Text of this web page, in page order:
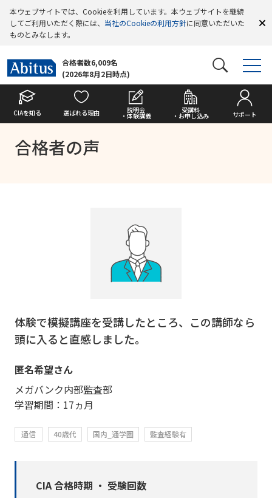
本ウェブサイトでは、Cookieを利用しています。本ウェブサイトを継続
してご利用いただく際には、 当社のCookieの利用方針に同意いただいた
ものとみなします。
合格者数6,009名
(2026年8月2日時点)
CIAを知る 選ばれる理由 説明会
・体験講義
受講料
・お申し込み サポート
合格者の声
体験で模擬講座を受講したところ、この講師なら
頭に入ると直感しました。
匿名希望さん
メガバンク内部監査部
学習期間：17ヵ月
通信 40歳代 国内_通学圏 監査経験有
CIA 合格時期 ・ 受験回数